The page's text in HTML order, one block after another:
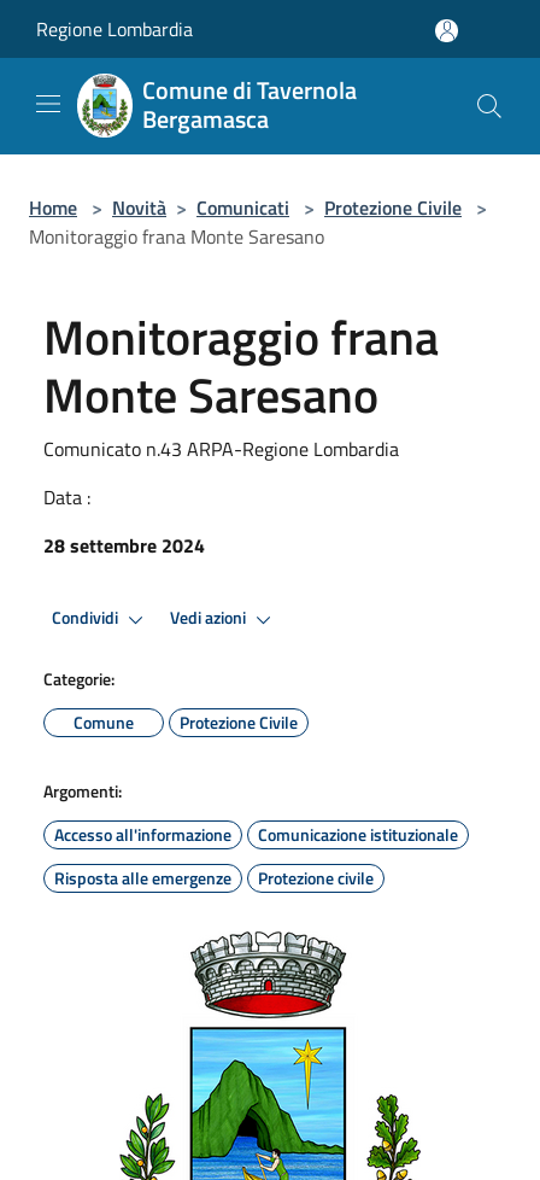
Regione Lombardia
Comune di Tavernola
Bergamasca
Home > Novità > Comunicati > Protezione Civile >
Monitoraggio frana Monte Saresano
Monitoraggio frana
Monte Saresano
Comunicato n.43 ARPA-Regione Lombardia
Data :
28 settembre 2024
Condividi Vedi azioni
Categorie:
Comune
Protezione Civile
Argomenti:
Accesso all'informazione
Comunicazione istituzionale
Risposta alle emergenze
Protezione civile